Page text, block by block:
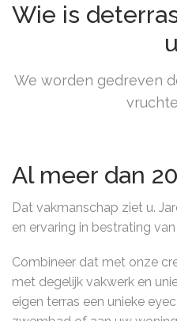
Wie is
We worden gedreven
Al meer dan
Dat vakmanschap ziet u.
en ervaring in bestrating
Combineer dat met onze
met degelijk vakwerk en
eigen terras een unieke